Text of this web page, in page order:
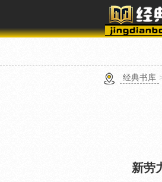
经典书库
新劳